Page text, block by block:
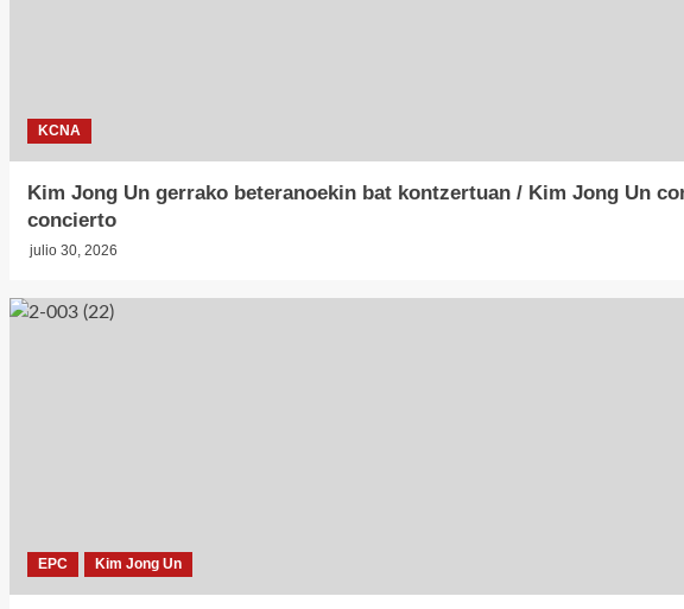
KCNA
Kim Jong Un gerrako beteranoekin bat kontzertuan / Kim Jong Un
concierto
julio 30, 2026
EPC Kim Jong Un